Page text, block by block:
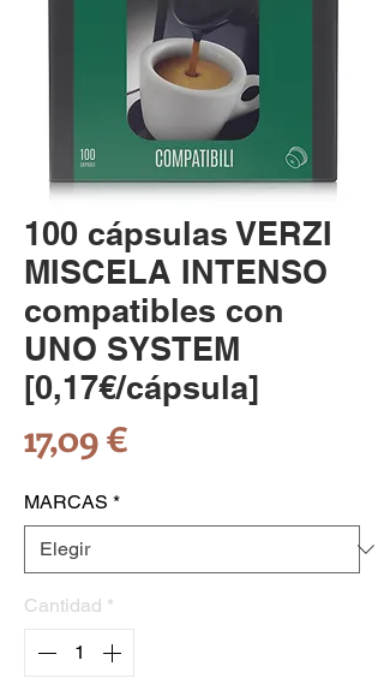
100 cápsulas VERZI
MISCELA INTENSO
compatibles con
UNO SYSTEM
[0,17€/cápsula]
17,09 €
MARCAS *
Cantidad *